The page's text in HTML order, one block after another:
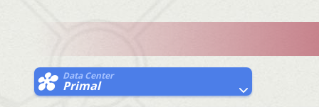
Data Center
Primal